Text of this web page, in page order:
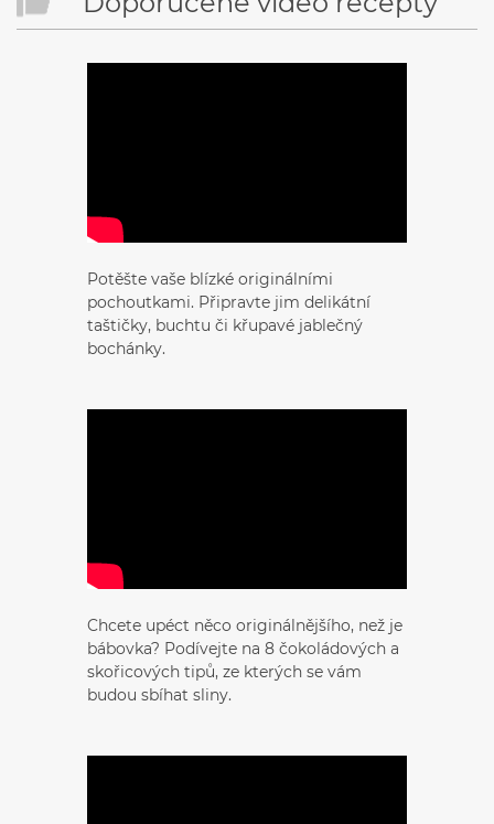
Potěšte vaše blízké originálními
pochoutkami. Připravte jim delikátní
taštičky, buchtu či křupavé jablečný
bochánky.
Chcete upéct něco originálnějšího, než je
bábovka? Podívejte na 8 čokoládových a
skořicových tipů, ze kterých se vám
budou sbíhat sliny.